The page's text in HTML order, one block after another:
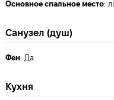
Основное спальное место:
Санузел (душ)
Фен: Да
Кухня